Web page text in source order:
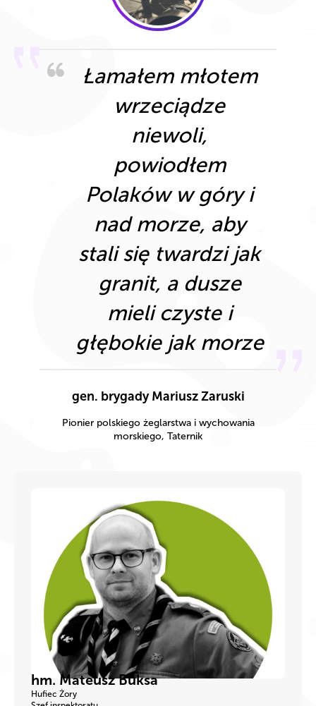
Łamałem młotem
wrzeciądze
niewoli,
powiodłem
Polaków w góry i
nad morze, aby
stali się twardzi jak
granit, a dusze
mieli czyste i
głębokie jak morze
gen. brygady Mariusz Zaruski
Pionier polskiego żeglarstwa i wychowania
morskiego, Taternik
hm. Mateusz Buksa
Hufiec Żory